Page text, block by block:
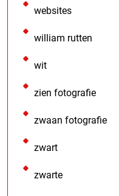
websites
william rutten
wit
zien fotografie
zwaan fotografie
zwart
zwarte